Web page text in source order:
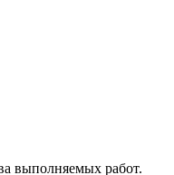
выполняемых работ.